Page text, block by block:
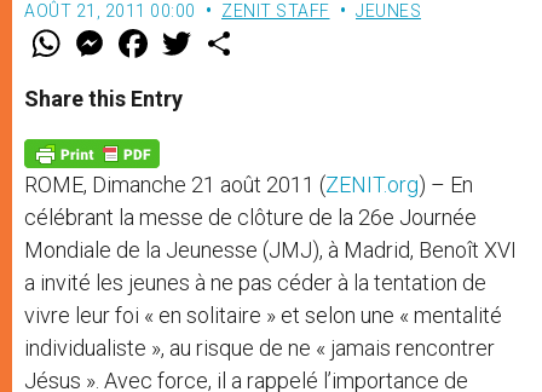
AOÛT 21, 2011 00:00 ZENIT STAFF JEUNES
W
t
s
p
p
M
e
s
e
g
e
r
F
a
e
b
o
k
w
Share this Entry
ROME, Dimanche 21 août 2011 (ZENIT.org) – En
célébrant la messe de clôture de la 26e Journée
Mondiale de la Jeunesse (JMJ), à Madrid, Benoît XVI
a invité les jeunes à ne pas céder à la tentation de
vivre leur foi « en solitaire » et selon une « mentalité
individualiste », au risque de ne « jamais rencontrer
Jésus ». Avec force, il a rappelé l’importance de